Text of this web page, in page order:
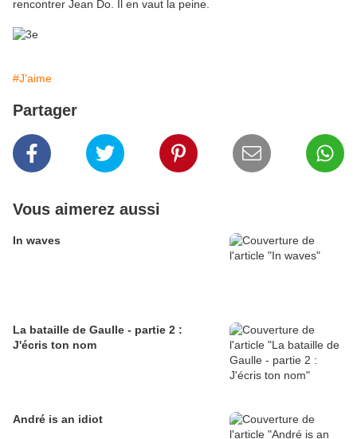
rencontrer Jean Do. Il en vaut la peine.
#J'aime
Partager
Vous aimerez aussi
In waves
La bataille de Gaulle - partie 2 :
J'écris ton nom
André is an idiot